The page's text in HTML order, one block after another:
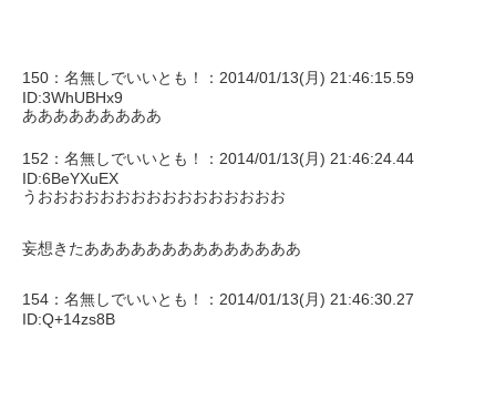
150：名無しでいいとも！：2014/01/13(月) 21:46:15.59
ID:3WhUBHx9
あああああああああ
152：名無しでいいとも！：2014/01/13(月) 21:46:24.44
ID:6BeYXuEX
うおおおおおおおおおおおおおおおお
妄想きたああああああああああああああ
154：名無しでいいとも！：2014/01/13(月) 21:46:30.27
ID:Q+14zs8B